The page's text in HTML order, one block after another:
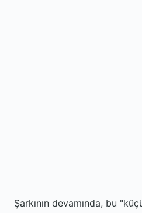
Şarkının devamında, bu